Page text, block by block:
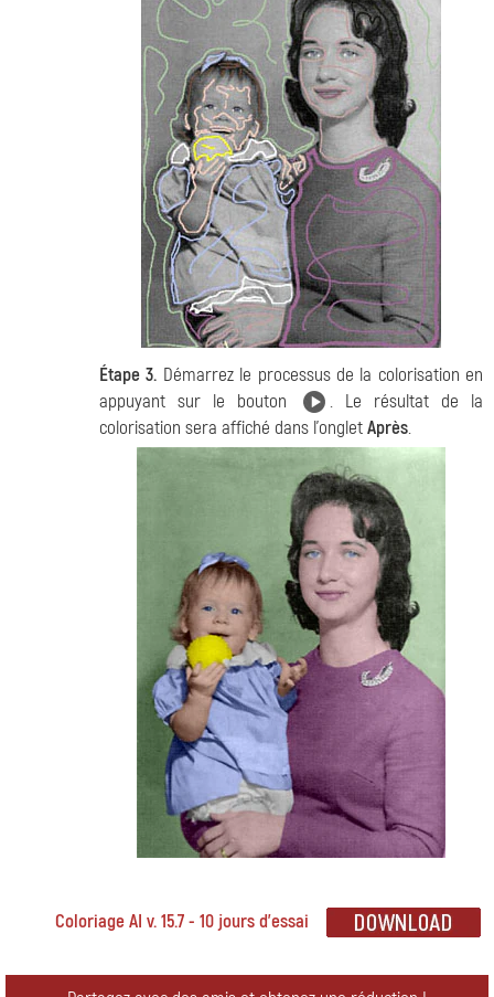
Étape 3. Démarrez le processus de la colorisation en
appuyant sur le bouton
. Le résultat de la
colorisation sera affiché dans l'ongletAprès.
Coloriage AI v. 15.7 - 10 jours d'essai